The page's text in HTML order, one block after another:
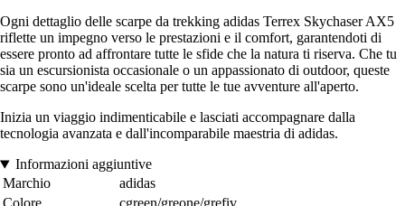
Ogni dettaglio delle scarpe da trekking adidas Terrex Skychaser AX5
riflette un impegno verso le prestazioni e il comfort, garantendoti di
essere pronto ad affrontare tutte le sfide che la natura ti riserva. Che tu
sia un escursionista occasionale o un appassionato di outdoor, queste
scarpe sono un'ideale scelta per tutte le tue avventure all'aperto.
Inizia un viaggio indimenticabile e lasciati accompagnare dalla
tecnologia avanzata e dall'incomparabile maestria di adidas.
Informazioni aggiuntive
Marchio
adidas